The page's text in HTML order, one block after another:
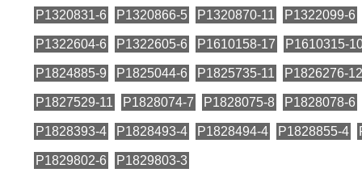
P1320831-6 P1320866-5 P1320870-11 P1322099-6
P1322604-6 P1322605-6 P1610158-17 P1610315-
P1824885-9 P1825044-6 P1825735-11 P1826276-12
P1827529-11 P1828074-7 P1828075-8 P1828078-6
P1828393-4 P1828493-4 P1828494-4 P1828855-4
P1829802-6 P1829803-3